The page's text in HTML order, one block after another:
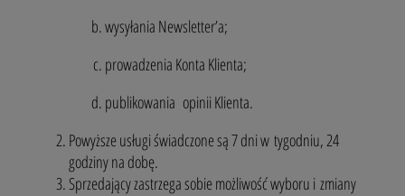
wysyłania Newsletter’a;
prowadzenia Konta Klienta;
publikowania opinii Klienta.
Powyższe usługi świadczone są 7 dni w tygodniu, 24
godziny na dobę.
Sprzedający zastrzega sobie możliwość wyboru i zmiany